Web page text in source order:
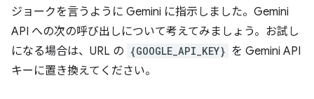
ジョークを言うように Gemini に指示しました。Gemini
API への次の呼び出しについて考えてみましょう。お試し
になる場合は、URL の {GOOGLE_API_KEY} を Gemini API
キーに置き換えてください。